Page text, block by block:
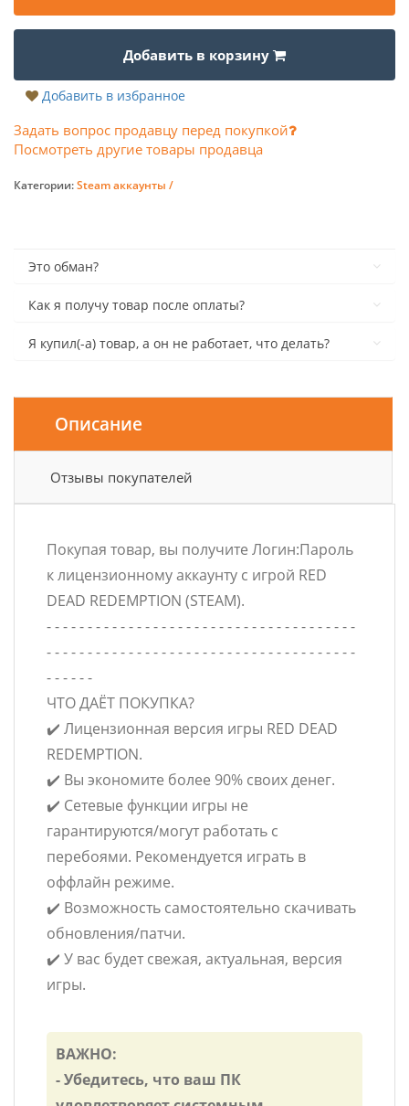
Добавить в корзину
Добавить в избранное
Задать вопрос продавцу перед покупкой
Посмотреть другие товары продавца
Категории:Steam аккаунты /
Это обман?
Как я получу товар после оплаты?
Я купил(-а) товар, а он не работает, что делать?
Описание
Отзывы покупателей
Покупая товар, вы получите Логин:Пароль
к лицензионному аккаунту с игрой RED
DEAD REDEMPTION (STEAM).
- - - - - - - - - - - - - - - - - - - - - - - - - - - - - - - - - - - - - -
- - - - - - - - - - - - - - - - - - - - - - - - - - - - - - - - - - - - - -
- - - - - -
ЧТО ДАЁТ ПОКУПКА?
✔️ Лицензионная версия игры RED DEAD
REDEMPTION.
✔️ Вы экономите более 90% своих денег.
✔️ Сетевые функции игры не
гарантируются/могут работать с
перебоями. Рекомендуется играть в
оффлайн режиме.
✔️ Возможность самостоятельно скачивать
обновления/патчи.
✔️ У вас будет свежая, актуальная, версия
игры.
ВАЖНО:
- Убедитесь, что ваш ПК